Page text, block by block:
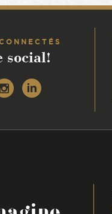
social!
Instagram
Linkedin